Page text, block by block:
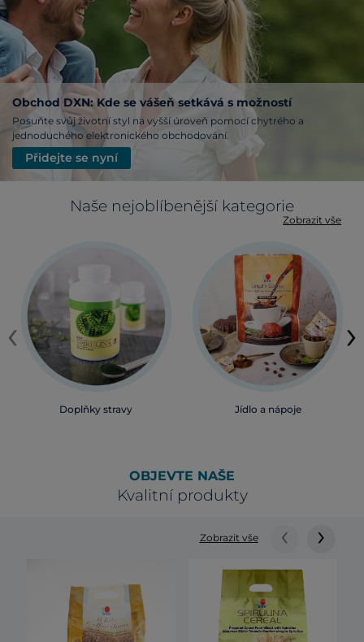
Obchod DXN: Kde se vášeň setkává s možností
Posuňte svůj životní styl na vyšší úroveň pomocí chytrého a
jednoduchého elektronického obchodování.
Přidejte se nyní
Naše nejoblíbenější kategorie
Zobrazit vše
Doplňky stravy Jídlo a nápoje
‹ ›
OBJEVTE NAŠE
Kvalitní produkty
Zobrazit vše ‹ ›